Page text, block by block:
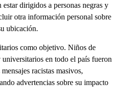
estar dirigidos a personas negras y
otra información personal sobre
ubicación.
como objetivo. Niños de
universitarios en todo el país fueron
racistas masivos,
advertencias sobre su impacto